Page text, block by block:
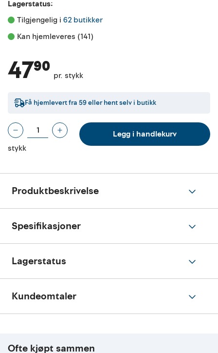
Lagerstatus:
Tilgjengelig i 62 butikker
Kan hjemleveres (141)
47⁹⁰ pr. stykk
Få hjemlevert fra 59eller hent selv i butikk
stykk
Legg i handlekurv
Produktbeskrivelse
Spesifikasjoner
Lagerstatus
Kundeomtaler
Ofte kjøpt sammen